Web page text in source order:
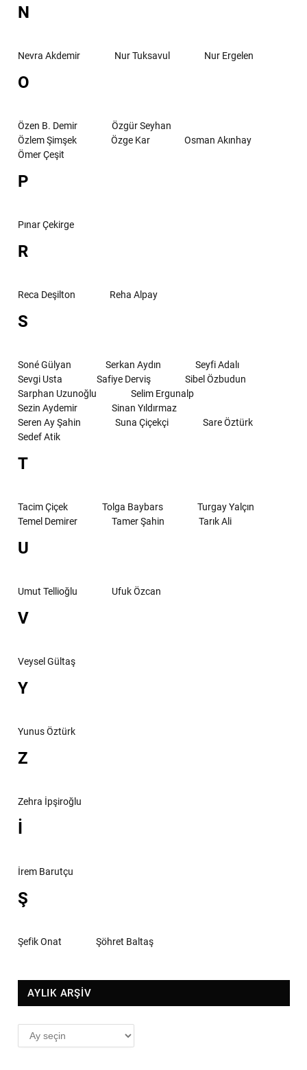
N
Nevra Akdemir Nur Tuksavul Nur Ergelen
O
Özen B. Demir
Özgür Seyhan
Özlem Şimşek
Özge Kar
Osman Akınhay
Ömer Çeşit
P
Pınar Çekirge
R
Reca Deşilton Reha Alpay
S
Soné Gülyan Serkan Aydın
Seyfi Adalı
Sevgi Usta
Safiye Derviş
Sibel Özbudun
Sarphan Uzunoğlu
Selim Ergunalp
Sezin Aydemir
Sinan Yıldırmaz
Seren Ay Şahin
Suna Çiçekçi
Sare Öztürk
Sedef Atik
T
Tacim Çiçek Tolga Baybars
Turgay Yalçın
Temel Demirer
Tamer Şahin Tarık Ali
U
Umut Tellioğlu Ufuk Özcan
V
Veysel Gültaş
Y
Yunus Öztürk
Z
Zehra İpşiroğlu
İ
İrem Barutçu
Ş
Şefik Onat Şöhret Baltaş
AYLIK ARŞİV
AYLIK
ARŞİV